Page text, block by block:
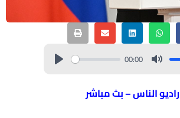
00:00
راديو الناس – بث مباشر